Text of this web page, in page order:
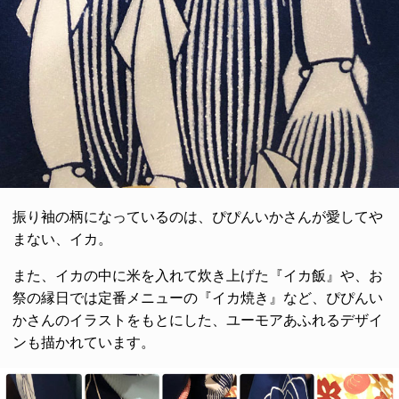
振り袖の柄になっているのは、ぴぴんいかさんが愛してや
まない、イカ。
また、イカの中に米を入れて炊き上げた『イカ飯』や、お
祭の縁日では定番メニューの『イカ焼き』など、ぴぴんい
かさんのイラストをもとにした、ユーモアあふれるデザイ
ンも描かれています。